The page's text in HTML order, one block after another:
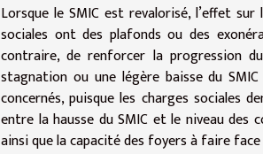
Lorsque le SMIC est revalorisé, l’effet
sociales ont des plafonds ou des
contraire, de renforcer la progression
stagnation ou une légère baisse du
concernés, puisque les charges sociales
entre la hausse du SMIC et le niveau
ainsi que la capacité des foyers à faire